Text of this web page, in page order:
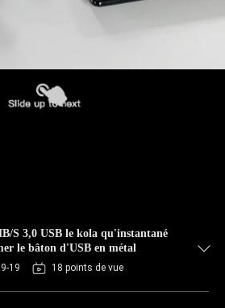
S 3,0 USB le kola qu'instantané
le bâton d'USB en métal
19 18 points de vue